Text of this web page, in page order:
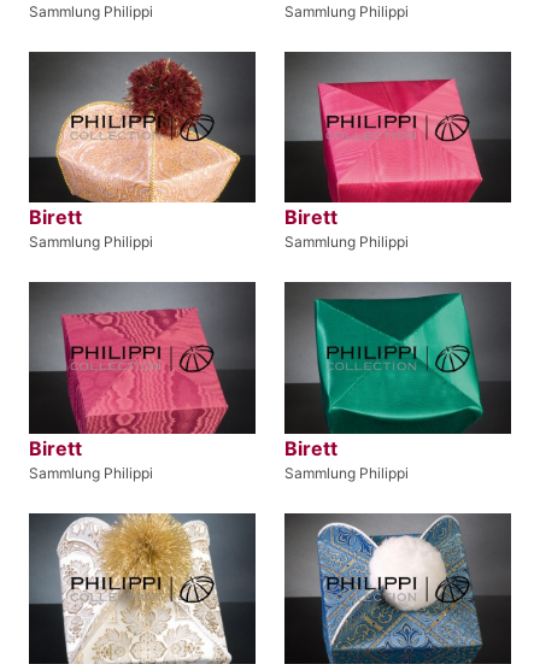
Sammlung Philippi Sammlung Philippi
Birett
Sammlung Philippi
Birett
Sammlung Philippi
Birett
Sammlung Philippi
Birett
Sammlung Philippi